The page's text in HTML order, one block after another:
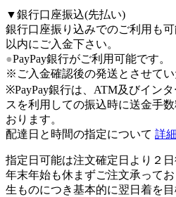
▼銀行口座振込(先払い)
銀行口座振り込みでのご利用も
以内にご入金下さい。
●PayPay銀行がご利用可能です。
※ご入金確認後の発送とさせてい
※PayPay銀行は、ATM及びイン
スを利用しての振込時に送金手
おります。
配達日と時間の指定について 詳細
指定日可能は注文確定日より２日
年末年始も休まずご注文承ってお
生ものにつき基本的に翌日着を